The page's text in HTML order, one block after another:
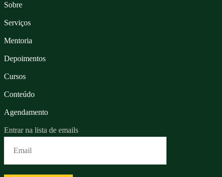
Sobre
Serviços
Mentoria
Depoimentos
Cursos
Conteúdo
Agendamento
Entrar na lista de emails